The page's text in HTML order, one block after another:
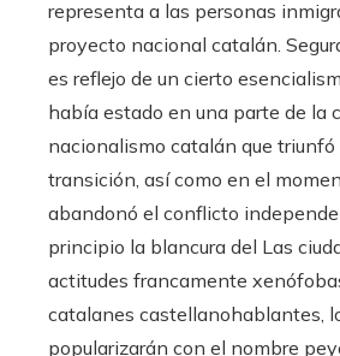
representa a las personas
proyecto nacional catalán.
es reflejo de un cierto
había estado en una parte de la
nacionalismo catalán que triunfó
transición, así como en el
abandonó el conflicto
principio la blancura del Las
actitudes francamente
catalanes castellanohablantes,
popularizarán con el nombre